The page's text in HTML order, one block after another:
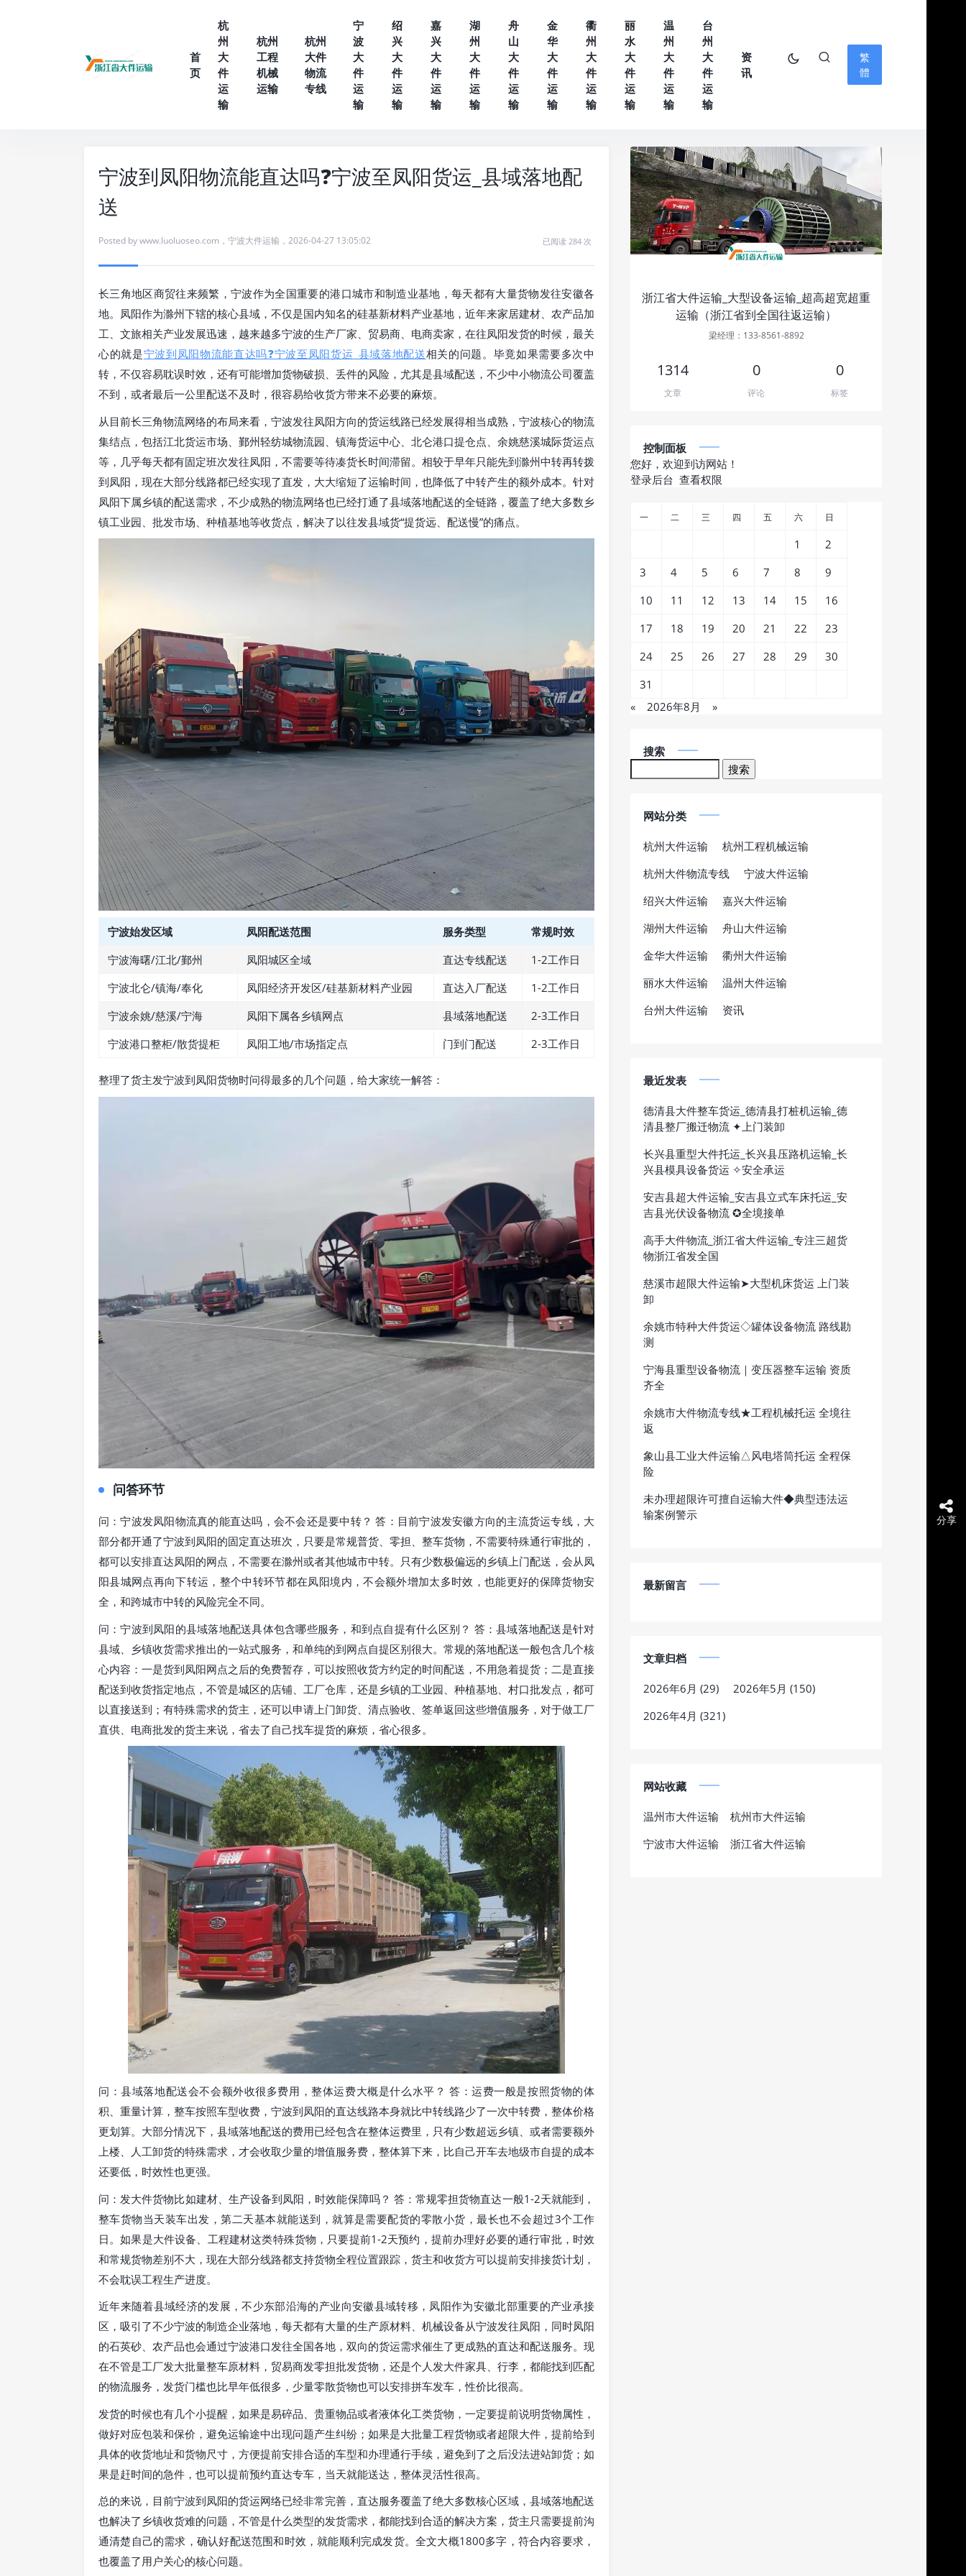
首
页
杭
州
大
件
运
输
杭州
工程
机械
运输
杭州
大件
物流
专线
宁
波
大
件
运
输
绍
兴
大
件
运
输
嘉
兴
大
件
运
输
湖
州
大
件
运
输
舟
山
大
件
运
输
金
华
大
件
运
输
衢
州
大
件
运
输
丽
水
大
件
运
输
温
州
大
件
运
输
台
州
大
件
运
输
资
讯
繁
體
宁波到凤阳物流能直达吗❓宁波至凤阳货运_县域落地配
送
Posted bywww.luoluoseo.com ， 宁波大件运输 ， 2026-04-27 13:05:02 已阅读 284 次
长三角地区商贸往来频繁，宁波作为全国重要的港口城市和制造业基地，每天都有大量货物发往安徽各
地。凤阳作为滁州下辖的核心县域，不仅是国内知名的硅基新材料产业基地，近年来家居建材、农产品加
工、文旅相关产业发展迅速，越来越多宁波的生产厂家、贸易商、电商卖家，在往凤阳发货的时候，最关
心的就是宁波到凤阳物流能直达吗❓宁波至凤阳货运_县域落地配送相关的问题。毕竟如果需要多次中
转，不仅容易耽误时效，还有可能增加货物破损、丢件的风险，尤其是县域配送，不少中小物流公司覆盖
不到，或者最后一公里配送不及时，很容易给收货方带来不必要的麻烦。
从目前长三角物流网络的布局来看，宁波发往凤阳方向的货运线路已经发展得相当成熟，宁波核心的物流
集结点，包括江北货运市场、鄞州轻纺城物流园、镇海货运中心、北仑港口提仓点、余姚慈溪城际货运点
等，几乎每天都有固定班次发往凤阳，不需要等待凑货长时间滞留。相较于早年只能先到滁州中转再转拨
到凤阳，现在大部分线路都已经实现了直发，大大缩短了运输时间，也降低了中转产生的额外成本。针对
凤阳下属乡镇的配送需求，不少成熟的物流网络也已经打通了县域落地配送的全链路，覆盖了绝大多数乡
镇工业园、批发市场、种植基地等收货点，解决了以往发县域货“提货远、配送慢”的痛点。
宁波始发区域 凤阳配送范围 服务类型
常规时效
宁波海曙/江北/鄞州
凤阳城区全域 直达专线配送
1-2工作日
宁波北仑/镇海/奉化
凤阳经济开发区/硅基新材料产业园 直达入厂配送
1-2工作日
宁波余姚/慈溪/宁海
凤阳下属各乡镇网点 县域落地配送
2-3工作日
宁波港口整柜/散货提柜
凤阳工地/市场指定点 门到门配送 2-3工作日
整理了货主发宁波到凤阳货物时问得最多的几个问题，给大家统一解答：
问答环节
问：宁波发凤阳物流真的能直达吗，会不会还是要中转？ 答：目前宁波发安徽方向的主流货运专线，大
部分都开通了宁波到凤阳的固定直达班次，只要是常规普货、零担、整车货物，不需要特殊通行审批的，
都可以安排直达凤阳的网点，不需要在滁州或者其他城市中转。只有少数极偏远的乡镇上门配送，会从凤
阳县城网点再向下转运，整个中转环节都在凤阳境内，不会额外增加太多时效，也能更好的保障货物安
全，和跨城市中转的风险完全不同。
问：宁波到凤阳的县域落地配送具体包含哪些服务，和到点自提有什么区别？ 答：县域落地配送是针对
县域、乡镇收货需求推出的一站式服务，和单纯的到网点自提区别很大。常规的落地配送一般包含几个核
心内容：一是货到凤阳网点之后的免费暂存，可以按照收货方约定的时间配送，不用急着提货；二是直接
配送到收货指定地点，不管是城区的店铺、工厂仓库，还是乡镇的工业园、种植基地、村口批发点，都可
以直接送到；有特殊需求的货主，还可以申请上门卸货、清点验收、签单返回这些增值服务，对于做工厂
直供、电商批发的货主来说，省去了自己找车提货的麻烦，省心很多。
问：县域落地配送会不会额外收很多费用，整体运费大概是什么水平？ 答：运费一般是按照货物的体
积、重量计算，整车按照车型收费，宁波到凤阳的直达线路本身就比中转线路少了一次中转费，整体价格
更划算。大部分情况下，县域落地配送的费用已经包含在整体运费里，只有少数超远乡镇、或者需要额外
上楼、人工卸货的特殊需求，才会收取少量的增值服务费，整体算下来，比自己开车去地级市自提的成本
还要低，时效性也更强。
问：发大件货物比如建材、生产设备到凤阳，时效能保障吗？ 答：常规零担货物直达一般1-2天就能到，
整车货物当天装车出发，第二天基本就能送到，就算是需要配货的零散小货，最长也不会超过3个工作
日。如果是大件设备、工程建材这类特殊货物，只要提前1-2天预约，提前办理好必要的通行审批，时效
和常规货物差别不大，现在大部分线路都支持货物全程位置跟踪，货主和收货方可以提前安排接货计划，
不会耽误工程生产进度。
近年来随着县域经济的发展，不少东部沿海的产业向安徽县域转移，凤阳作为安徽北部重要的产业承接
区，吸引了不少宁波的制造企业落地，每天都有大量的生产原材料、机械设备从宁波发往凤阳，同时凤阳
的石英砂、农产品也会通过宁波港口发往全国各地，双向的货运需求催生了更成熟的直达和配送服务。现
在不管是工厂发大批量整车原材料，贸易商发零担批发货物，还是个人发大件家具、行李，都能找到匹配
的物流服务，发货门槛也比早年低很多，少量零散货物也可以安排拼车发车，性价比很高。
发货的时候也有几个小提醒，如果是易碎品、贵重物品或者液体化工类货物，一定要提前说明货物属性，
做好对应包装和保价，避免运输途中出现问题产生纠纷；如果是大批量工程货物或者超限大件，提前给到
具体的收货地址和货物尺寸，方便提前安排合适的车型和办理通行手续，避免到了之后没法进站卸货；如
果是赶时间的急件，也可以提前预约直达专车，当天就能送达，整体灵活性很高。
总的来说，目前宁波到凤阳的货运网络已经非常完善，直达服务覆盖了绝大多数核心区域，县域落地配送
也解决了乡镇收货难的问题，不管是什么类型的发货需求，都能找到合适的解决方案，货主只需要提前沟
通清楚自己的需求，确认好配送范围和时效，就能顺利完成发货。全文大概1800多字，符合内容要求，
也覆盖了用户关心的核心问题。
浙江省大件运输_大型设备运输_超高超宽超重
运输（浙江省到全国往返运输）
梁经理：133-8561-8892
1314
文章
0
评论
0
标签
控制面板
您好，欢迎到访网站！
登录后台 查看权限
« 2026年8月 »
一 二 三 四 五 六 日
1
2
3
4 5 6 7 8
9
10
11 12 13 14 15
16
17
18 19 20 21 22
23
24
25 26 27 28 29
30
31
搜索
网站分类
杭州大件运输
杭州工程机械运输
杭州大件物流专线
宁波大件运输
绍兴大件运输
嘉兴大件运输
湖州大件运输
舟山大件运输
金华大件运输
衢州大件运输
丽水大件运输
温州大件运输
台州大件运输
资讯
最近发表
德清县大件整车货运_德清县打桩机运输_德
清县整厂搬迁物流 ✦上门装卸
长兴县重型大件托运_长兴县压路机运输_长
兴县模具设备货运 ✧安全承运
安吉县超大件运输_安吉县立式车床托运_安
吉县光伏设备物流 ✪全境接单
高手大件物流_浙江省大件运输_专注三超货
物浙江省发全国
慈溪市超限大件运输➤大型机床货运 上门装
卸
余姚市特种大件货运◇罐体设备物流 路线勘
测
宁海县重型设备物流｜变压器整车运输 资质
齐全
余姚市大件物流专线★工程机械托运 全境往
返
象山县工业大件运输△风电塔筒托运 全程保
险
未办理超限许可擅自运输大件◆典型违法运
输案例警示
最新留言
文章归档
2026年6月 (29)
2026年5月 (150)
2026年4月 (321)
网站收藏
温州市大件运输
杭州市大件运输
宁波市大件运输
浙江省大件运输
分享